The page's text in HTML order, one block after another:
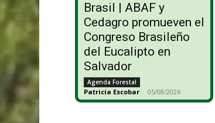
Brasil | ABAF y
Cedagro promueven el
Congreso Brasileño
del Eucalipto en
Salvador
Agenda Forestal
Patricia Escobar - 05/08/2026